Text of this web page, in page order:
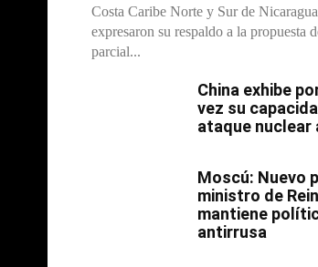
Costa Caribe Norte y Sur de
expresaron su respaldo a la propuesta
parcial...
China exhibe
vez su
ataque nuclear
Moscú: Nuevo
ministro de
mantiene
antirrusa